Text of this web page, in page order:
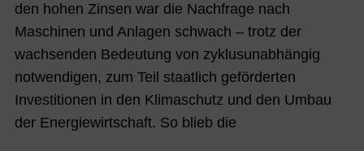
den hohen Zinsen war die Nachfrage nach
Maschinen und Anlagen schwach – trotz der
wachsenden Bedeutung von zyklusunabhängig
notwendigen, zum Teil staatlich geförderten
Investitionen in den Klimaschutz und den Umbau
der Energiewirtschaft. So blieb die